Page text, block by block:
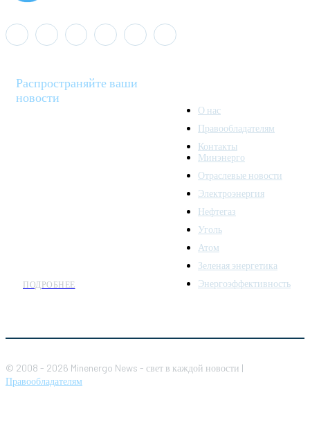
Распространяйте ваши
новости
ПОДРОБНЕЕ
О нас
Правообладателям
Контакты
Минэнерго
Отраслевые новости
Электроэнергия
Нефтегаз
Уголь
Атом
Зеленая энергетика
Энергоэффективность
© 2008 - 2026 Minenergo News - свет в каждой новости |
Правообладателям